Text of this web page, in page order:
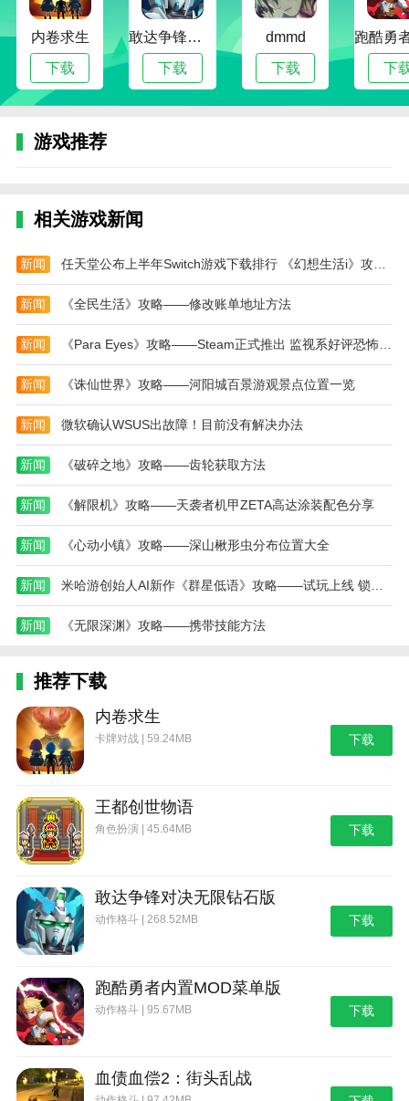
一、跳转功能介绍
在从者详情页面新增了从者强化以及概念礼装强化
进化跳转按钮。
可以跳转进入的界面有：
从者强化、从者技能强化、灵基再临、牵绊等级上
转临、概念礼装强化和进化。
二、从者强化界面跳转方法
1、首先我们需要进入到从者详情页面，在右侧点
击从者强化。
2、即可快速跳转到从者的强化页面，消耗对应的
材料即可升级强化从者。
三、概念礼装强化界面跳转方法
1、进入从者详情页面，在右侧点击查看当前从者
装备的概念礼装。
2、在礼装技能下方点击强化/进化按钮，即可快速
跳转到概念礼装强化页面。
命运冠位指定官方版评测
这款战略卡牌游戏不仅考验玩家的智慧和判断力，
也为游戏增添了更多的乐趣和挑战。游戏中的人物和场
景都充满了动画风格，每一个细节都经过精心设计，让
运之冠的指定是一款值得一试的游戏。
本站为您提供命运冠位指定 官方版的 手机游戏 ，
欢迎大家记住本站网址，本站是您下载安卓手游app最
好的网站！
内卷求生
下载
敢达争锋对决无限钻石版
下载
dmmd
下载 下
游戏推荐
相关游戏新闻
新闻 任天堂公布上半年Switch游戏下载排行 《幻想生活i》攻略——登顶
新闻 《全民生活》攻略——修改账单地址方法
新闻 《Para Eyes》攻略——Steam正式推出 监视系好评恐怖惊悚
新闻 《诛仙世界》攻略——河阳城百景游观景点位置一览
新闻 微软确认WSUS出故障！目前没有解决办法
新闻 《破碎之地》攻略——齿轮获取方法
新闻 《解限机》攻略——天袭者机甲ZETA高达涂装配色分享
新闻 《心动小镇》攻略——深山楸形虫分布位置大全
新闻
新闻 《无限深渊》攻略——携带技能方法
推荐下载
内卷求生
卡牌对战 | 59.24MB 下载
王都创世物语
角色扮演 | 45.64MB 下载
敢达争锋对决无限钻石版
动作格斗 | 268.52MB 下载
跑酷勇者内置MOD菜单版
动作格斗 | 95.67MB 下载
血债血偿2：街头乱战